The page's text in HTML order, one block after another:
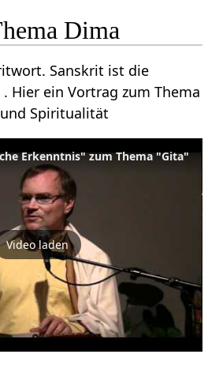
Dima
Sanskrit ist die
. Hier ein Vortrag zum Thema
und Spiritualität
Erkenntnis" zum Thema "Gita"
Video laden